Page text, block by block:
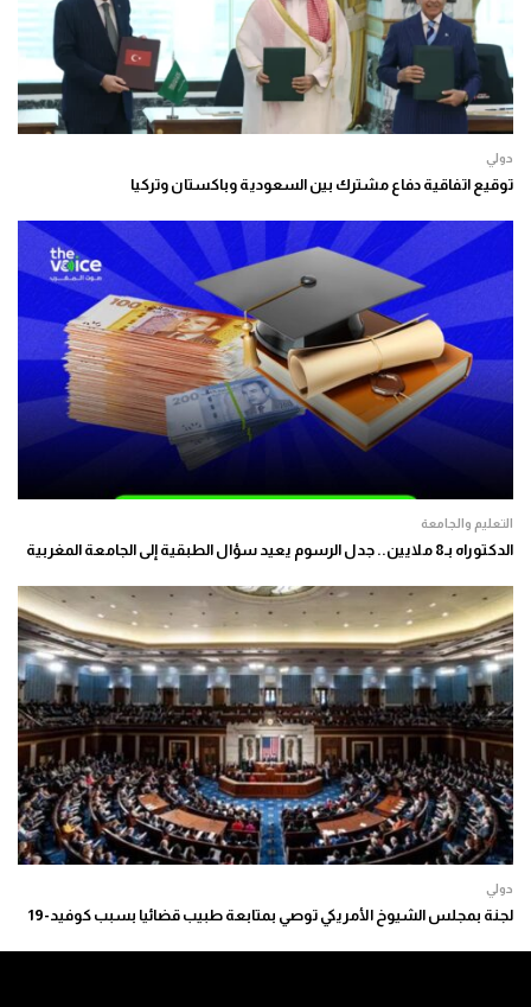
دولي
توقيع اتفاقية دفاع مشترك بين السعودية وباكستان وتركيا
التعليم والجامعة
الدكتوراه بـ8 ملايين.. جدل الرسوم يعيد سؤال الطبقية إلى الجامعة المغربية
دولي
لجنة بمجلس الشيوخ الأمريكي توصي بمتابعة طبيب قضائيا بسبب كوفيد-19